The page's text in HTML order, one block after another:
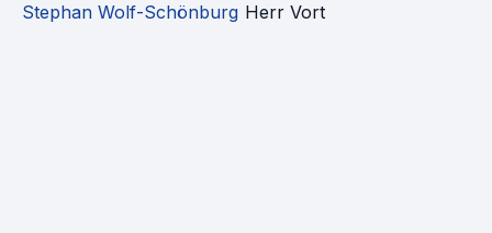
Stephan Wolf-Schönburg Herr Vort